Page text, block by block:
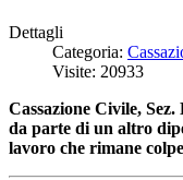
Dettagli
Categoria:
Visite: 20933
Cassazione Civile,
da parte di un altro
lavoro che rimane